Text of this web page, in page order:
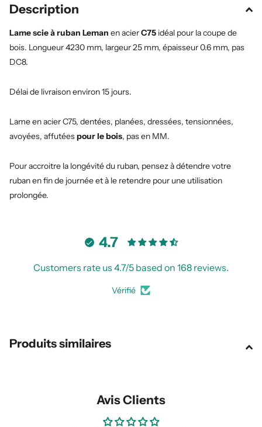
Description
Lame scie à ruban Leman en acierC75 idéal pour la coupe de
bois. Longueur 4230 mm, largeur 25 mm, épaisseur 0.6 mm, pas
DC8.
Délai de livraison environ 15 jours.
Lame en acier C75, dentées, planées, dressées, tensionnées,
avoyées, affutéespour le bois, pas en MM.
Pour accroitre la longévité du ruban, pensez à détendre votre
ruban en fin de journée et à le retendre pour une utilisation
prolongée.
4.7
Customers rate us 4.7/5 based on 168 reviews.
Vérifié
Produits similaires
Avis Clients